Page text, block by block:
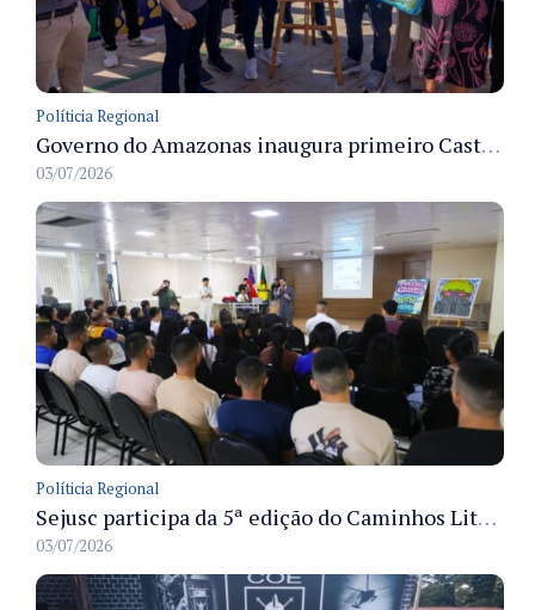
Políticia Regional
Governo do Amazonas inaugura primeiro Castramóvel Fluvial para atendimento veterinário às comunidades ribeirinhas e castração gratuita
03/07/2026
Políticia Regional
Sejusc participa da 5ª edição do Caminhos Literários com foco na cultura hip-hop nas unidades socioeducativas
03/07/2026